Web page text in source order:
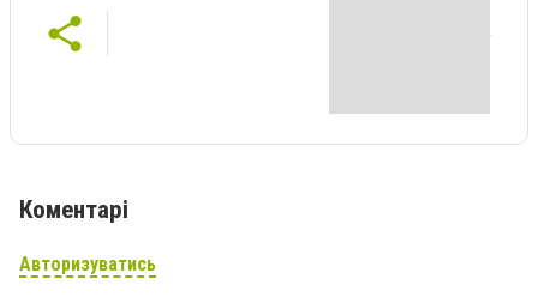
Коментарі
Авторизуватись